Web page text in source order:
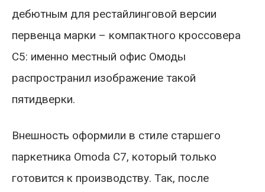
дебютным для рестайлинговой версии
первенца марки – компактного кроссовера
C5: именно местный офис Омоды
распространил изображение такой
пятидверки.
Внешность оформили в стиле старшего
паркетника Omoda C7, который только
готовится к производству. Так, после